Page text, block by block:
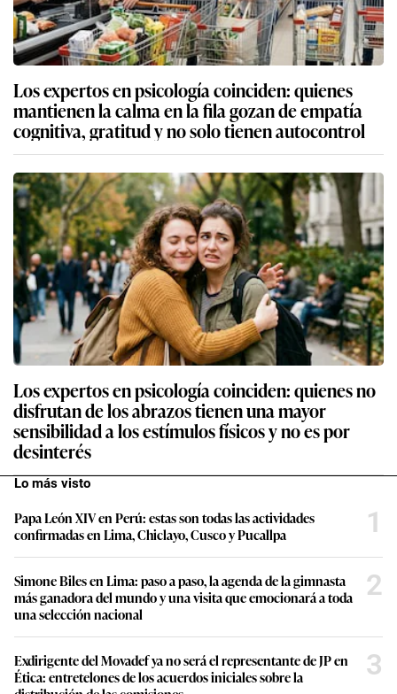
Los expertos en psicología coinciden: quienes
mantienen la calma en la fila gozan de empatía
cognitiva, gratitud y no solo tienen autocontrol
Los expertos en psicología coinciden: quienes no
disfrutan de los abrazos tienen una mayor
sensibilidad a los estímulos físicos y no es por
desinterés
Lo más visto
Papa León XIV en Perú: estas son todas las actividades
confirmadas en Lima, Chiclayo, Cusco y Pucallpa
1
Simone Biles en Lima: paso a paso, la agenda de la gimnasta
más ganadora del mundo y una visita que emocionará a toda
una selección nacional
2
Exdirigente del Movadef ya no será el representante de JP en
Ética: entretelones de los acuerdos iniciales sobre la
3